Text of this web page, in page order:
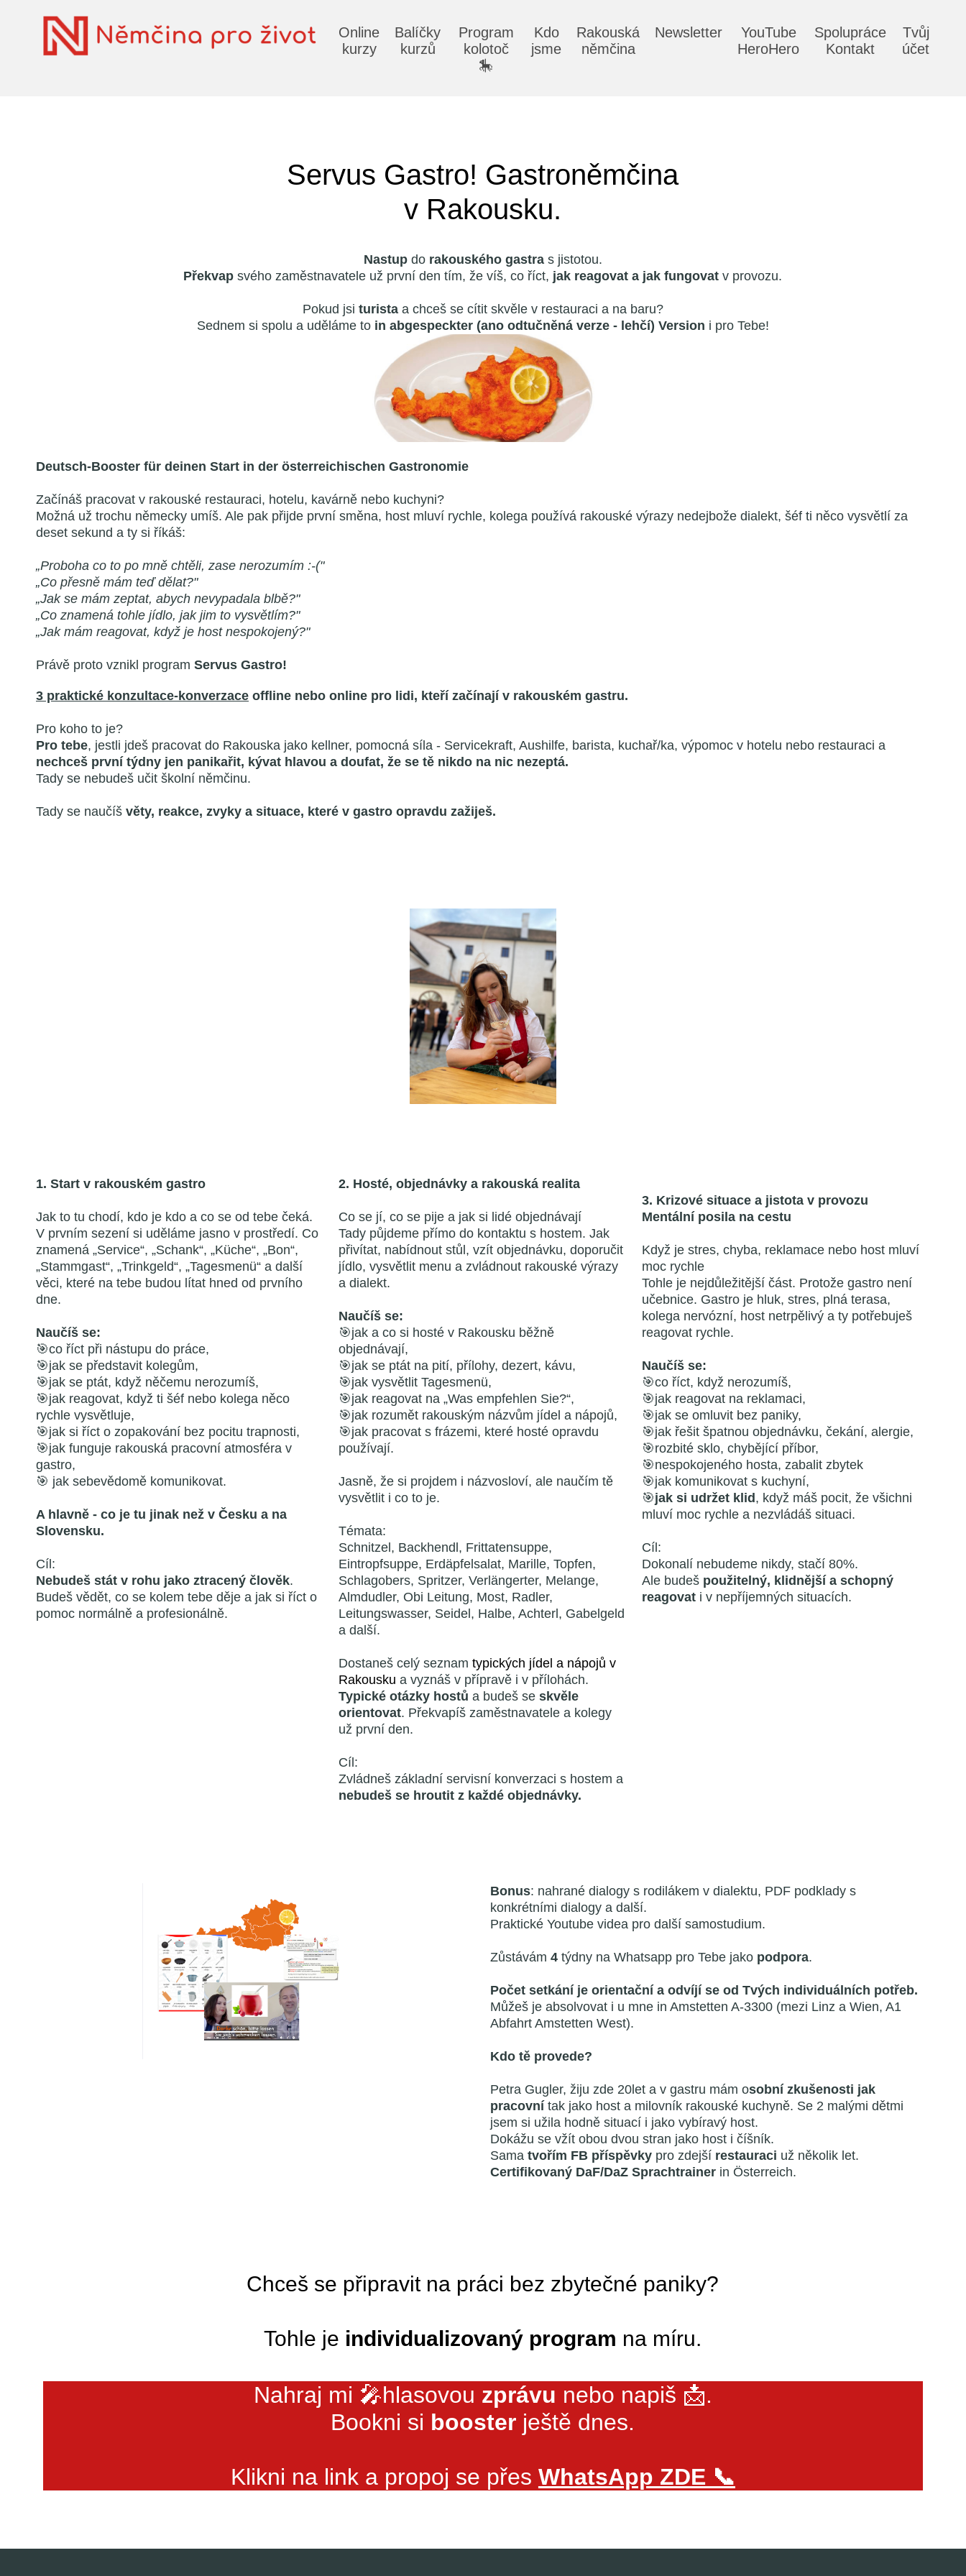
Online
kurzy
Balíčky
kurzů
Program
kolotoč
🎠
Kdo
jsme
Rakouská
němčina
Newsletter
YouTube
HeroHero
Spolupráce
Kontakt
Tvůj
účet
Servus Gastro! Gastroněmčina
v Rakousku.
Nastupdo rakouského gastras jistotou.
Překvap svého zaměstnavatele už první den tím, že víš, co říct, jak reagovat a jak fungovat v provozu.
Pokud jsi turistaa chceš se cítit skvěle v restauraci a na baru?
Sednem si spolu a uděláme toin abgespeckter (ano odtučněná verze - lehčí) Version i pro Tebe!
Deutsch-Booster für deinen Start in der österreichischen Gastronomie
Začínáš pracovat v rakouské restauraci, hotelu, kavárně nebo kuchyni?
Možná už trochu německy umíš. Ale pak přijde první směna, host mluví rychle, kolega používá rakouské výrazy nedejbože dialekt, šéf ti něco vysvětlí za
deset sekund a ty si říkáš:
„Proboha co to po mně chtěli, zase nerozumím :-("
„Co přesně mám teď dělat?"
„Jak se mám zeptat, abych nevypadala blbě?"
„Co znamená tohle jídlo, jak jim to vysvětlím?"
„Jak mám reagovat, když je host nespokojený?"
Právě proto vznikl program Servus Gastro!
3 praktické konzultace-konverzace offline nebo online pro lidi, kteří začínají v rakouském gastru.
Pro koho to je?
Pro tebe, jestli jdeš pracovat do Rakouska jako kellner, pomocná síla - Servicekraft, Aushilfe, barista, kuchař/ka, výpomoc v hotelu nebo restauraci a
nechceš první týdny jen panikařit, kývat hlavou a doufat, že se tě nikdo na nic nezeptá.
Tady se nebudeš učit školní němčinu.
Tady se naučíš věty, reakce, zvyky a situace, které v gastro opravdu zažiješ.
1. Start v rakouském gastro
Jak to tu chodí, kdo je kdo a co se od tebe čeká.
V prvním sezení si uděláme jasno v prostředí. Co
znamená „Service“, „Schank“, „Küche“, „Bon“,
„Stammgast“, „Trinkgeld“, „Tagesmenü“ a další
věci, které na tebe budou lítat hned od prvního
dne.
Naučíš se:
🎯co říct při nástupu do práce,
🎯jak se představit kolegům,
🎯jak se ptát, když něčemu nerozumíš,
🎯jak reagovat, když ti šéf nebo kolega něco
rychle vysvětluje,
🎯jak si říct o zopakování bez pocitu trapnosti,
🎯jak funguje rakouská pracovní atmosféra v
gastro,
🎯 jak sebevědomě komunikovat.
A hlavně - co je tu jinak než v Česku a na
Slovensku.
Cíl:
Nebudeš stát v rohu jako ztracený člověk.
Budeš vědět, co se kolem tebe děje a jak si říct o
pomoc normálně a profesionálně.
2. Hosté, objednávky a rakouská realita
Co se jí, co se pije a jak si lidé objednávají
Tady půjdeme přímo do kontaktu s hostem. Jak
přivítat, nabídnout stůl, vzít objednávku, doporučit
jídlo, vysvětlit menu a zvládnout rakouské výrazy
a dialekt.
Naučíš se:
🎯jak a co si hosté v Rakousku běžně
objednávají,
🎯jak se ptát na pití, přílohy, dezert, kávu,
🎯jak vysvětlit Tagesmenü,
🎯jak reagovat na „Was empfehlen Sie?“,
🎯jak rozumět rakouským názvům jídel a nápojů,
🎯jak pracovat s frázemi, které hosté opravdu
používají.
Jasně, že si projdem i názvosloví, ale naučím tě
vysvětlit i co to je.
Témata:
Schnitzel, Backhendl, Frittatensuppe,
Eintropfsuppe, Erdäpfelsalat, Marille, Topfen,
Schlagobers, Spritzer, Verlängerter, Melange,
Almdudler, Obi Leitung, Most, Radler,
Leitungswasser, Seidel, Halbe, Achterl, Gabelgeld
a další.
Dostaneš celý seznamtypických jídel a nápojů v
Rakouskua vyznáš v přípravě i v přílohách.
Typické otázky hostů a budeš seskvěle
orientovat. Překvapíš zaměstnavatele a kolegy
už první den.
Cíl:
Zvládneš základní servisní konverzaci s hostem a
nebudeš se hroutit z každé objednávky.
3. Krizové situace a jistota v provozu
Mentální posila na cestu
Když je stres, chyba, reklamace nebo host mluví
moc rychle
Tohle je nejdůležitější část. Protože gastro není
učebnice. Gastro je hluk, stres, plná terasa,
kolega nervózní, host netrpělivý a ty potřebuješ
reagovat rychle.
Naučíš se:
🎯co říct, když nerozumíš,
🎯jak reagovat na reklamaci,
🎯jak se omluvit bez paniky,
🎯jak řešit špatnou objednávku, čekání, alergie,
🎯rozbité sklo, chybějící příbor,
🎯nespokojeného hosta, zabalit zbytek
🎯jak komunikovat s kuchyní,
🎯jak si udržet klid, když máš pocit, že všichni
mluví moc rychle a nezvládáš situaci.
Cíl:
Dokonalí nebudeme nikdy, stačí 80%.
Ale budeš použitelný, klidnější a schopný
reagovati v nepříjemných situacích.
Bonus: nahrané dialogy s rodilákem v dialektu, PDF podklady s
konkrétními dialogy a další.
Praktické Youtube videa pro další samostudium.
Zůstávám 4týdny na Whatsapp pro Tebe jako podpora.
Počet setkání je orientační a odvíjí se od Tvých individuálních potřeb.
Můžeš je absolvovat i u mne in Amstetten A-3300 (mezi Linz a Wien, A1
Abfahrt Amstetten West).
Kdo tě provede?
Petra Gugler, žiju zde 20let a v gastru mám osobní zkušenosti jak
pracovnítak jako host a milovník rakouské kuchyně. Se 2 malými dětmi
jsem si užila hodně situací i jako vybíravý host.
Dokážu se vžít obou dvou stran jako host i číšník.
Sama tvořím FB příspěvkypro zdejší restauraci už několik let.
Certifikovaný DaF/DaZ Sprachtrainer in Österreich.
Chceš se připravit na práci bez zbytečné paniky?
Tohle je individualizovaný program na míru.
Nahraj mi 🎤hlasovou zprávu nebo napiš 📩.
Bookni si booster ještě dnes.
Klikni na link a propoj se přes WhatsApp ZDE 📞